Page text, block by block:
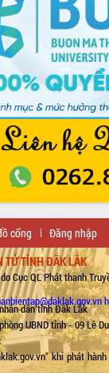
cổng Đăng nhập
TỬ TỈNH ĐẮK LẮK
Cục QL Phát thanh
dân tỉnh Đắk Lắk
UBND tỉnh - 09 Lê
khi phát